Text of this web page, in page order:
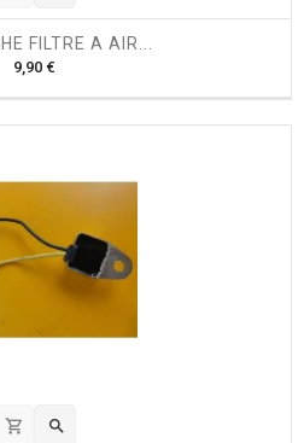
FILTRE A AIR...
9,90 €P
x
shopping_cart 